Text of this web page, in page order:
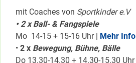
mit Coaches von Sportkinder e.V
• 2 x Ball- & Fangspiele
Mo 14-15 + 15-16 Uhr | Mehr Info
• 2 x Bewegung, Bühne, Bälle
Do 13.30-14.30 + 14.30-15.30 Uhr